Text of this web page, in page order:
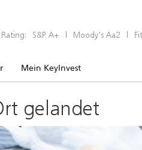
Rating: S&P A+ | Moody’s Aa2 |
Mein KeyInvest
gelandet